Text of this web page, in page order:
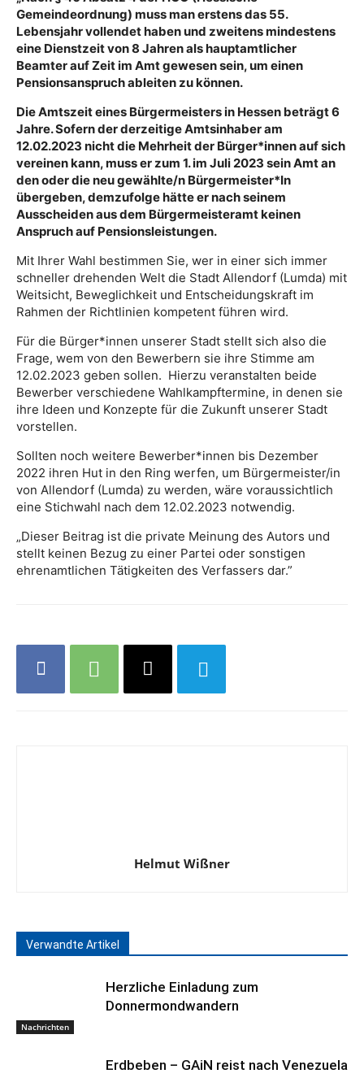
Gemeindeordnung) muss man erstens das 55.
Lebensjahr vollendet haben und zweitens mindestens
eine Dienstzeit von 8 Jahren als hauptamtlicher
Beamter auf Zeit im Amt gewesen sein, um einen
Pensionsanspruch ableiten zu können.
Die Amtszeit eines Bürgermeisters in Hessen beträgt 6
Jahre. Sofern der derzeitige Amtsinhaber am
12.02.2023 nicht die Mehrheit der Bürger*innen auf sich
vereinen kann, muss er zum 1. im Juli 2023 sein Amt an
den oder die neu gewählte/n Bürgermeister*In
übergeben, demzufolge hätte er nach seinem
Ausscheiden aus dem Bürgermeisteramt keinen
Anspruch auf Pensionsleistungen.
Mit Ihrer Wahl bestimmen Sie, wer in einer sich immer
schneller drehenden Welt die Stadt Allendorf (Lumda) mit
Weitsicht, Beweglichkeit und Entscheidungskraft im
Rahmen der Richtlinien kompetent führen wird.
Für die Bürger*innen unserer Stadt stellt sich also die
Frage, wem von den Bewerbern sie ihre Stimme am
12.02.2023 geben sollen. Hierzu veranstalten beide
Bewerber verschiedene Wahlkampftermine, in denen sie
ihre Ideen und Konzepte für die Zukunft unserer Stadt
vorstellen.
Sollten noch weitere Bewerber*innen bis Dezember
2022 ihren Hut in den Ring werfen, um Bürgermeister/in
von Allendorf (Lumda) zu werden, wäre voraussichtlich
eine Stichwahl nach dem 12.02.2023 notwendig.
„Dieser Beitrag ist die private Meinung des Autors und
stellt keinen Bezug zu einer Partei oder sonstigen
ehrenamtlichen Tätigkeiten des Verfassers dar.”
Helmut Wißner
Verwandte Artikel
Nachrichten
Herzliche Einladung zum
Donnermondwandern
Erdbeben – GAiN reist nach Venezuela